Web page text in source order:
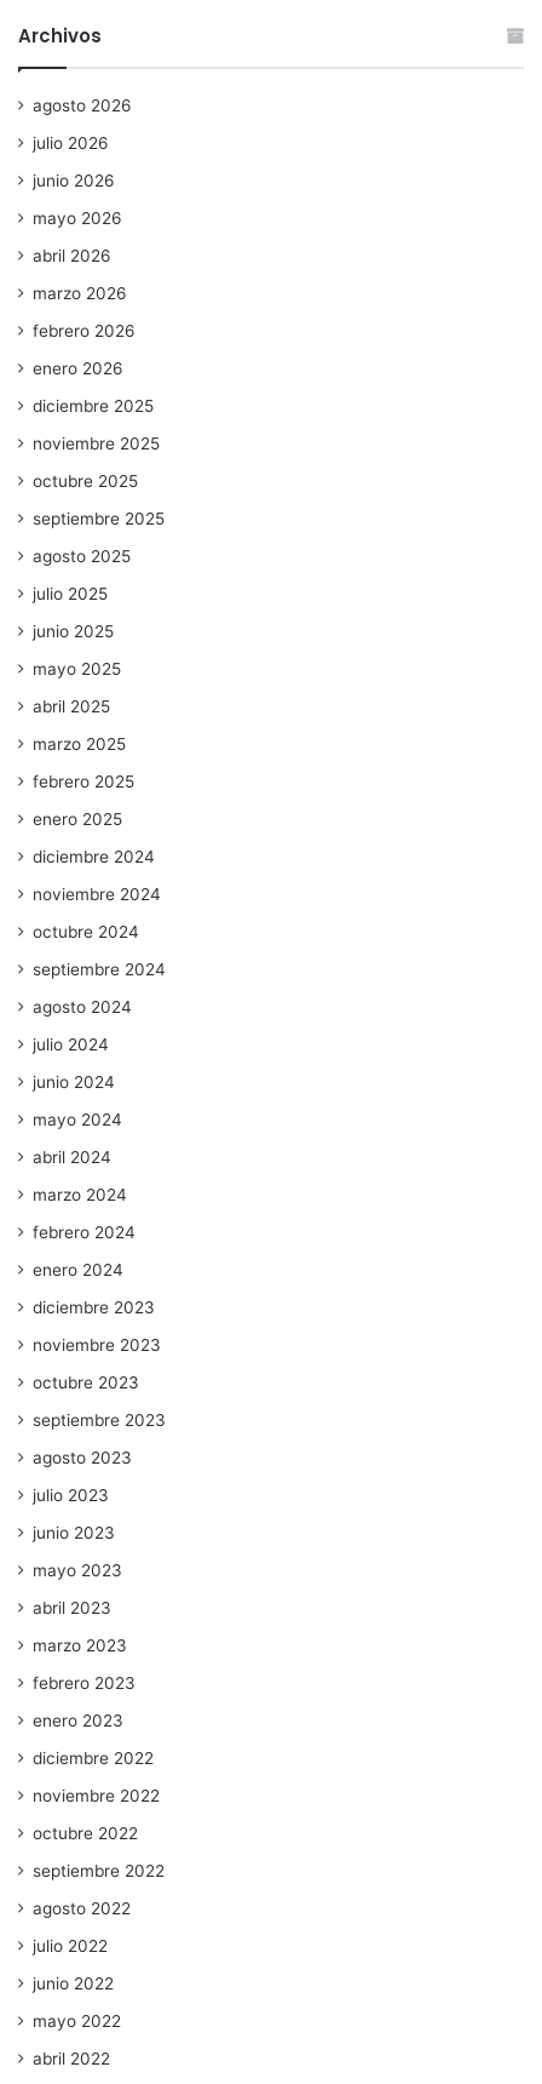
Archivos
agosto 2026
julio 2026
junio 2026
mayo 2026
abril 2026
marzo 2026
febrero 2026
enero 2026
diciembre 2025
noviembre 2025
octubre 2025
septiembre 2025
agosto 2025
julio 2025
junio 2025
mayo 2025
abril 2025
marzo 2025
febrero 2025
enero 2025
diciembre 2024
noviembre 2024
octubre 2024
septiembre 2024
agosto 2024
julio 2024
junio 2024
mayo 2024
abril 2024
marzo 2024
febrero 2024
enero 2024
diciembre 2023
noviembre 2023
octubre 2023
septiembre 2023
agosto 2023
julio 2023
junio 2023
mayo 2023
abril 2023
marzo 2023
febrero 2023
enero 2023
diciembre 2022
noviembre 2022
octubre 2022
septiembre 2022
agosto 2022
julio 2022
junio 2022
mayo 2022
abril 2022